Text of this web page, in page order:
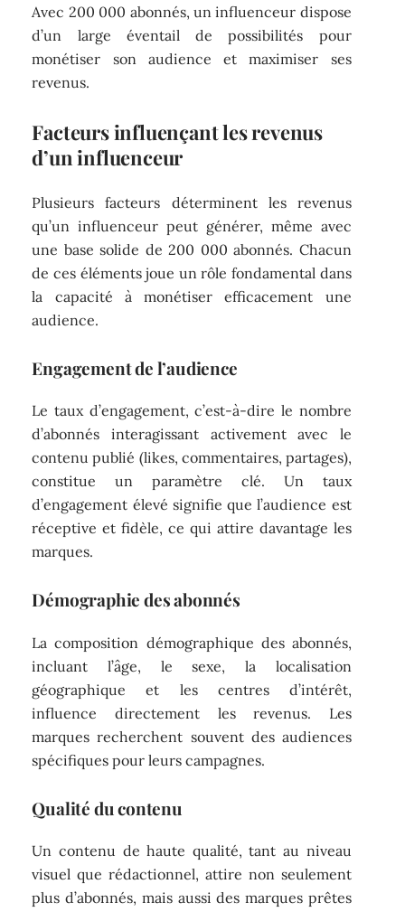
Avec 200 000 abonnés, un influenceur dispose
d’un large éventail de possibilités pour
monétiser son audience et maximiser ses
revenus.
Facteurs influençant les revenus
d’un influenceur
Plusieurs facteurs déterminent les revenus
qu’un influenceur peut générer, même avec
une base solide de 200 000 abonnés. Chacun
de ces éléments joue un rôle fondamental dans
la capacité à monétiser efficacement une
audience.
Engagement de l’audience
Le taux d’engagement, c’est-à-dire le nombre
d’abonnés interagissant activement avec le
contenu publié (likes, commentaires, partages),
constitue un paramètre clé. Un taux
d’engagement élevé signifie que l’audience est
réceptive et fidèle, ce qui attire davantage les
marques.
Démographie des abonnés
La composition démographique des abonnés,
incluant l’âge, le sexe, la localisation
géographique et les centres d’intérêt,
influence directement les revenus. Les
marques recherchent souvent des audiences
spécifiques pour leurs campagnes.
Qualité du contenu
Un contenu de haute qualité, tant au niveau
visuel que rédactionnel, attire non seulement
plus d’abonnés, mais aussi des marques prêtes